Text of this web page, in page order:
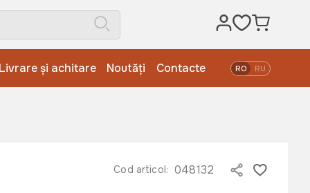
și achitare Noutăți Contacte RO RU
Cod articol: 048132